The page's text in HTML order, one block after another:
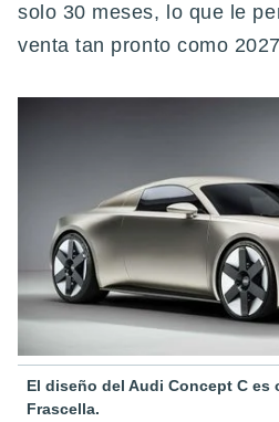
solo 30 meses, lo que le
venta tan pronto como
El diseño del Audi Concept C es
Frascella.